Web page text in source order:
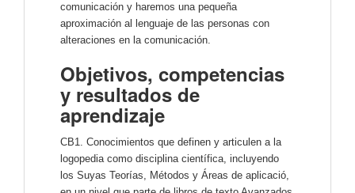
comunicación y haremos una pequeña
aproximación al lenguaje de las personas con
alteraciones en la comunicación.
Objetivos, competencias
y resultados de
aprendizaje
CB1. Conocimientos que definen y articulen a la
logopedia como disciplina científica, incluyendo
los Suyas Teorías, Métodos y Áreas de aplicació,